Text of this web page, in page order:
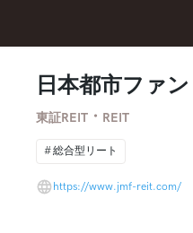
日本都市ファ
東証REIT ・ REIT
総合型リート
https://www.jmf-reit.com/